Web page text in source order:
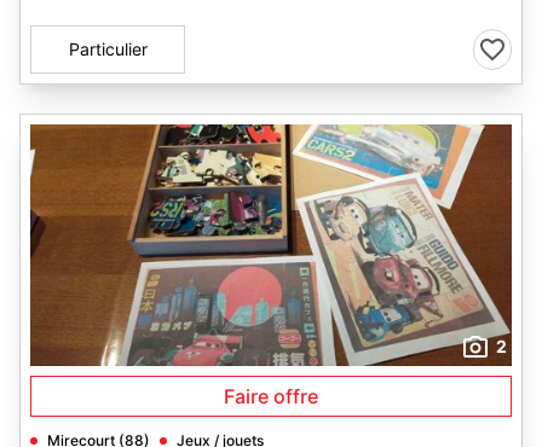
Particulier
2
Faire offre
Mirecourt (88) Jeux / jouets